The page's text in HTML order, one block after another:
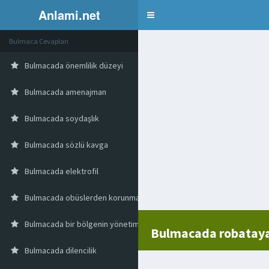
Anlami.net Bulmaca
Bulmacada
Bulmaca Cevapları
Bulmacada önemlilik düzeyi
Bulmacada amenajman
Bulmacada soydaşlık
Bulmacada sözlü kavga
Bulmacada elektrofil
Bulmacada obüslerden korunmak için kazılmış siper
Bulmacada bir bölgenin yönetim yeri
Bulmacada dilencilik